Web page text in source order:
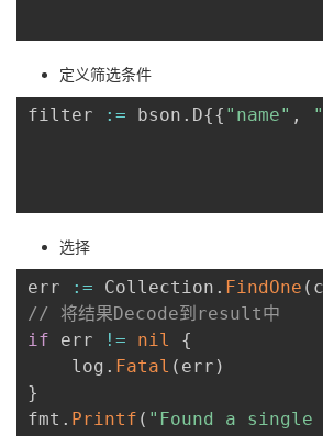
定义筛选条件
filter := bson . D{{ "name" ,
选择
err := Collection . FindOne (
// 将结果Decode到result中
if err != nil
{
	log
. Fatal ( err )
}
fmt . Printf ( "Found a single